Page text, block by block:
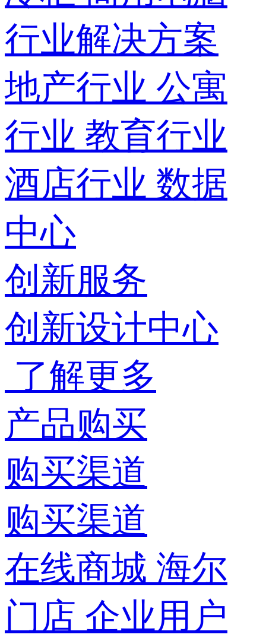
行业解决方案
地产行业 公寓
行业 教育行业
酒店行业 数据
中心
创新服务
创新设计中心
了解更多
产品购买
购买渠道
购买渠道
在线商城 海尔
门店 企业用户